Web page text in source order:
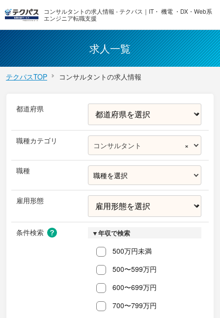
コンサルタントの求人情報 - テクパス｜IT・ 機電 ・DX・Web系
エンジニア転職支援
求人一覧
テクパスTOP コンサルタントの求人情報
都道府県
職種カテゴリ ×
コンサルタント
職種 職種を選択
雇用形態
条件検索 ▼年収で検索
500万円未満
500〜599万円
600〜699万円
700〜799万円